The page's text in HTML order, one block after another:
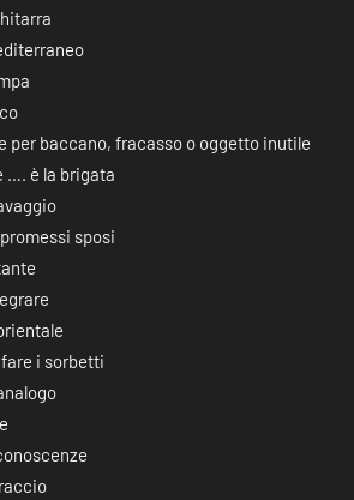
per baccano, fracasso o oggetto inutile
…. è la brigata
sposi
i sorbetti